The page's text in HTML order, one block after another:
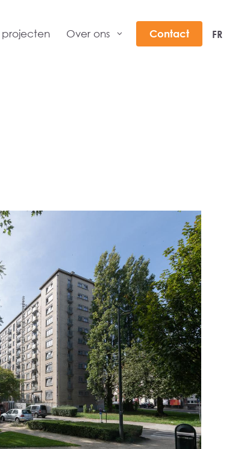
projecten Over ons Contact FR